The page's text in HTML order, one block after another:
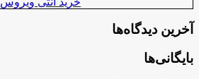
آخرین دیدگاه‌ها
بایگانی‌ها